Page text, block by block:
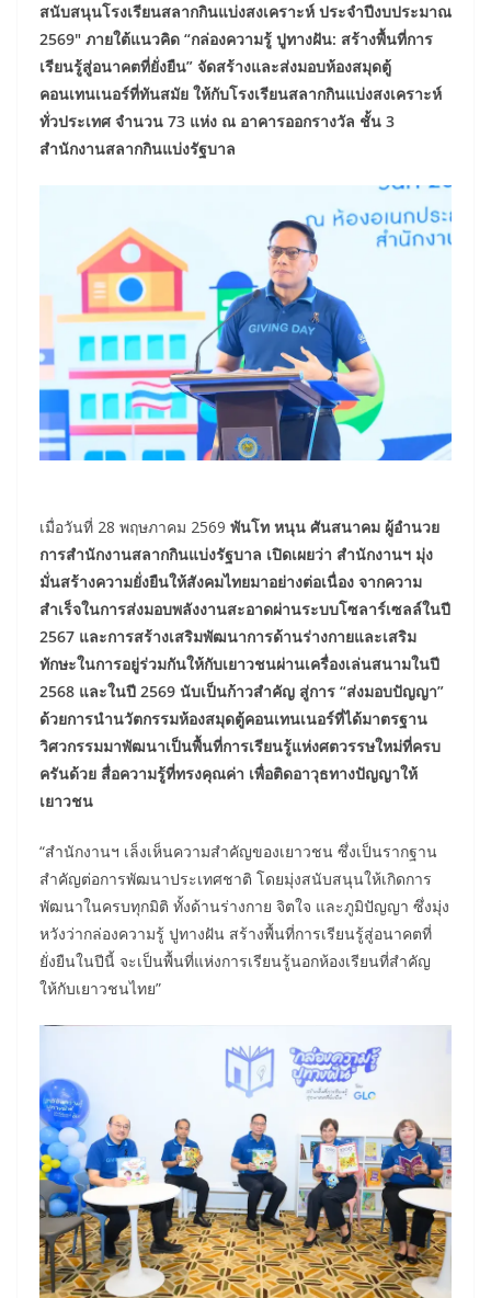
สนับสนุนโรงเรียนสลากกินแบ่งสงเคราะห์ ประจำปีงบประมาณ
2569″ ภายใต้แนวคิด “กล่องความรู้ ปูทางฝัน: สร้างพื้นที่การ
เรียนรู้สู่อนาคตที่ยั่งยืน” จัดสร้างและส่งมอบห้องสมุดตู้
คอนเทนเนอร์ที่ทันสมัย ให้กับโรงเรียนสลากกินแบ่งสงเคราะห์
ทั่วประเทศ จำนวน 73 แห่ง ณ อาคารออกรางวัล ชั้น 3
สำนักงานสลากกินแบ่งรัฐบาล
เมื่อวันที่ 28 พฤษภาคม 2569 พันโท หนุน ศันสนาคม ผู้อำนวย
การสำนักงานสลากกินแบ่งรัฐบาล เปิดเผยว่า สำนักงานฯ มุ่ง
มั่นสร้างความยั่งยืนให้สังคมไทยมาอย่างต่อเนื่อง จากความ
สำเร็จในการส่งมอบพลังงานสะอาดผ่านระบบโซลาร์เซลล์ในปี
2567 และการสร้างเสริมพัฒนาการด้านร่างกายและเสริม
ทักษะในการอยู่ร่วมกันให้กับเยาวชนผ่านเครื่องเล่นสนามในปี
2568 และในปี 2569 นับเป็นก้าวสำคัญ สู่การ “ส่งมอบปัญญา”
ด้วยการนำนวัตกรรมห้องสมุดตู้คอนเทนเนอร์ที่ได้มาตรฐาน
วิศวกรรมมาพัฒนาเป็นพื้นที่การเรียนรู้แห่งศตวรรษใหม่ที่ครบ
ครันด้วย สื่อความรู้ที่ทรงคุณค่า เพื่อติดอาวุธทางปัญญาให้
เยาวชน
“สำนักงานฯ เล็งเห็นความสำคัญของเยาวชน ซึ่งเป็นรากฐาน
สำคัญต่อการพัฒนาประเทศชาติ โดยมุ่งสนับสนุนให้เกิดการ
พัฒนาในครบทุกมิติ ทั้งด้านร่างกาย จิตใจ และภูมิปัญญา ซึ่งมุ่ง
หวังว่ากล่องความรู้ ปูทางฝัน สร้างพื้นที่การเรียนรู้สู่อนาคตที่
ยั่งยืนในปีนี้ จะเป็นพื้นที่แห่งการเรียนรู้นอกห้องเรียนที่สำคัญ
ให้กับเยาวชนไทย”